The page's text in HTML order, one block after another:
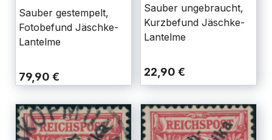
Sauber gestempelt,
Fotobefund Jäschke-
Lantelme
79,90 €
Sauber ungebraucht,
Kurzbefund Jäschke-
Lantelme
22,90 €